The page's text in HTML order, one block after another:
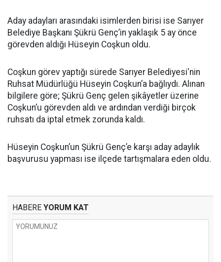
Aday adayları arasındaki isimlerden birisi ise Sarıyer
Belediye Başkanı Şükrü Genç’in yaklaşık 5 ay önce
görevden aldığı Hüseyin Coşkun oldu.
Coşkun görev yaptığı sürede Sarıyer Belediyesi'nin
Ruhsat Müdürlüğü Hüseyin Coşkun’a bağlıydı. Alınan
bilgilere göre; Şükrü Genç gelen şikâyetler üzerine
Coşkun’u görevden aldı ve ardından verdiği birçok
ruhsatı da iptal etmek zorunda kaldı.
Hüseyin Coşkun’un Şükrü Genç’e karşı aday adaylık
başvurusu yapması ise ilçede tartışmalara eden oldu.
HABERE YORUM KAT